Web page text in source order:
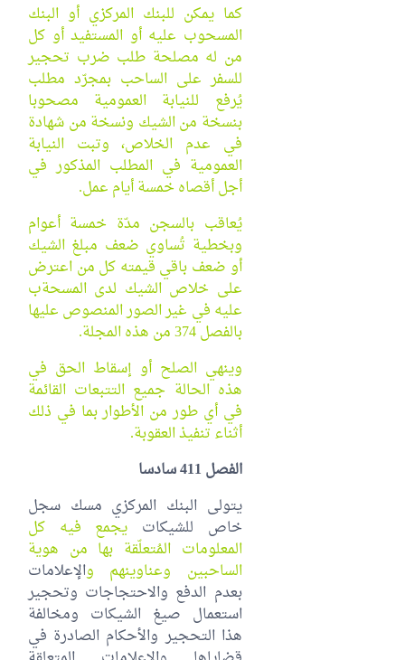
كما يمكن للبنك المركزي أو البنك
المسحوب عليه أو المستفيد أو كل
من له مصلحة طلب ضرب تحجير
للسفر على الساحب بمجرّد مطلب
يُرفع للنيابة العمومية مصحوبا
بنسخة من الشيك ونسخة من شهادة
في عدم الخلاص، وتبت النيابة
العمومية في المطلب المذكور في
أجل أقصاه خمسة أيام عمل.
يُعاقب بالسجن مدّة خمسة أعوام
وبخطية تُساوي ضعف مبلغ الشيك
أو ضعف باقي قيمته كل من اعترض
على خلاص الشيك لدى المسحةب
عليه في غير الصور المنصوص عليها
بالفصل 374 من هذه المجلة.
وينهي الصلح أو إسقاط الحق في
هذه الحالة جميع التتبعات القائمة
في أي طور من الأطوار بما في ذلك
أثناء تنفيذ العقوبة.
الفصل 411 سادسا
يتولى البنك المركزي مسك سجل
خاص للشيكات يجمع فيه كل
المعلومات المُتعلّقة بها من هوية
الساحبين وعناوينهم والإعلامات
بعدم الدفع والاحتجاجات وتحجير
استعمال صيغ الشيكات ومخالفة
هذا التحجير والأحكام الصادرة في